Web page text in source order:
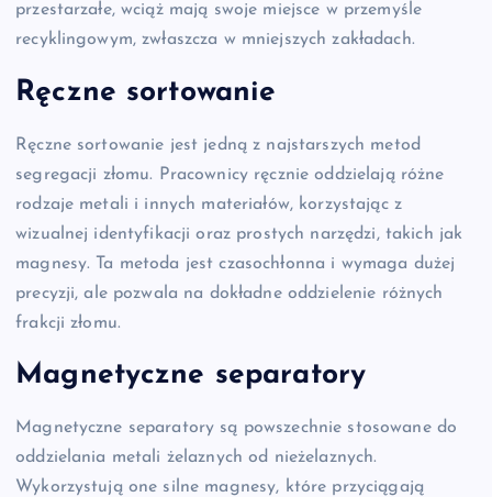
przestarzałe, wciąż mają swoje miejsce w przemyśle
recyklingowym, zwłaszcza w mniejszych zakładach.
Ręczne sortowanie
Ręczne sortowanie jest jedną z najstarszych metod
segregacji złomu. Pracownicy ręcznie oddzielają różne
rodzaje metali i innych materiałów, korzystając z
wizualnej identyfikacji oraz prostych narzędzi, takich jak
magnesy. Ta metoda jest czasochłonna i wymaga dużej
precyzji, ale pozwala na dokładne oddzielenie różnych
frakcji złomu.
Magnetyczne separatory
Magnetyczne separatory są powszechnie stosowane do
oddzielania metali żelaznych od nieżelaznych.
Wykorzystują one silne magnesy, które przyciągają